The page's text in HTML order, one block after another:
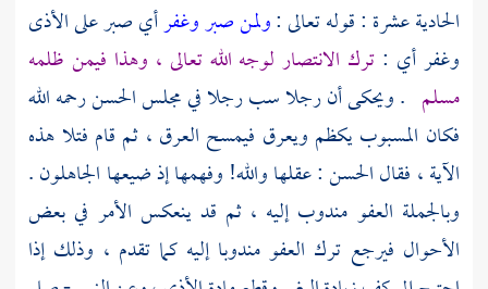
الحادية عشرة : قوله تعالى :ولمن صبر وغفرأي صبر على الأذى
وغفر أي : ترك الانتصار لوجه الله تعالى ، وهذا فيمن ظلمه
مسلم . ويحكى أن رجلا سب رجلا في مجلسالحسنرحمه الله
فكان المسبوب يكظم ويعرق فيمسح العرق ، ثم قام فتلا هذه
الآية ، فقالالحسن: عقلها والله! وفهمها إذ ضيعها الجاهلون .
وبالجملة العفو مندوب إليه ، ثم قد ينعكس الأمر في بعض
الأحوال فيرجع ترك العفو مندوبا إليه كما تقدم ، وذلك إذا